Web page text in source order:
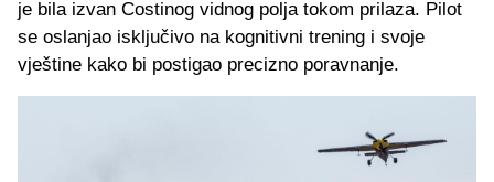
je bila izvan Costinog vidnog polja tokom prilaza. Pilot
se oslanjao isključivo na kognitivni trening i svoje
vještine kako bi postigao precizno poravnanje.